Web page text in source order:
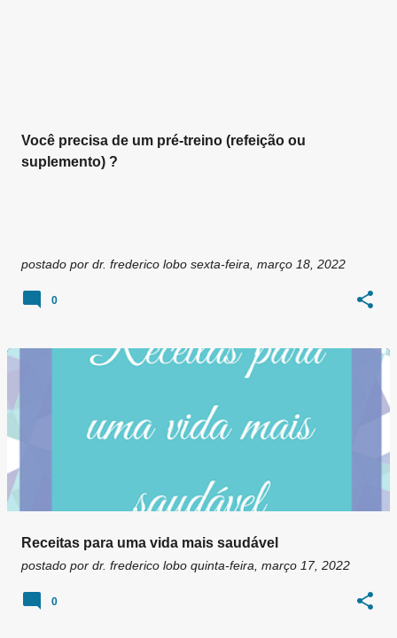
Você precisa de um pré-treino (refeição ou
suplemento) ?
postado por dr. frederico lobo sexta-feira, março 18, 2022
0
Receitas para uma vida mais saudável
postado por dr. frederico lobo quinta-feira, março 17, 2022
0